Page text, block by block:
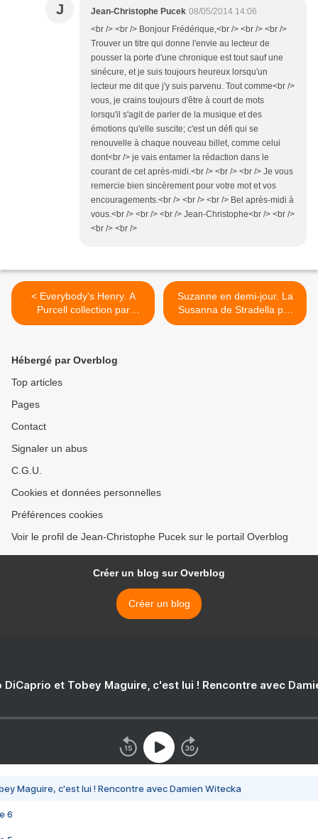
J Jean-Christophe Pucek 08/05/2014 14:06
<br /> <br /> Bonjour Frédérique,<br /> <br /> <br />
Trouver un titre qui donne l'envie au lecteur de
pousser la porte d'une chronique est tout sauf une
sinécure, et je suis toujours heureux lorsqu'un
lecteur me dit que j'y suis parvenu. Tout comme<br />
vous, je crains toujours d'être à court de mots
lorsqu'il s'agit de parler de la musique et des
émotions qu'elle suscite; c'est un défi qui se
renouvelle à chaque nouveau billet, comme celui
dont<br /> je vais entamer la rédaction dans le
courant de cet après-midi.<br /> <br /> <br /> Je vous
remercie bien sincèrement pour votre mot et vos
encouragements.<br /> <br /> <br /> Bel après-midi à
vous.<br /> <br /> <br /> Jean-Christophe<br /> <br />
<br /> <br />
< Everybody's Henry. A
Purcell collection par
Voces8 et Les Inventions
Suzanne en demi-jour. La
Susanna de Stradella par
l'Ensemble Aurora et Enrico
Hébergé par Overblog
Top articles
Pages
Contact
Signaler un abus
C.G.U.
Cookies et données personnelles
Préférences cookies
Voir le profil de Jean-Christophe Pucek sur le portail Overblog
Créer un blog sur Overblog
Créer un blog
DiCaprio et Tobey Maguire, c'est lui ! Rencontre avec
Maguire, c'est lui ! Rencontre avec Damien Witecka
6